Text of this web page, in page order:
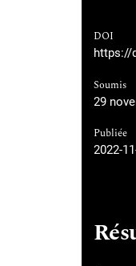
DOI
https://
Soumis
29
Publiée
2022-